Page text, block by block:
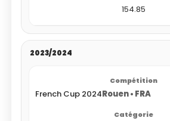
154.85
2023/2024
French Cup 2024Rouen • FRA